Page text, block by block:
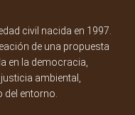
civil nacida en 1997.
de una propuesta
en la democracia,
ambiental,
del entorno.